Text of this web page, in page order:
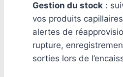
Gestion du stock :
vos produits
alertes de
rupture,
sorties lors de